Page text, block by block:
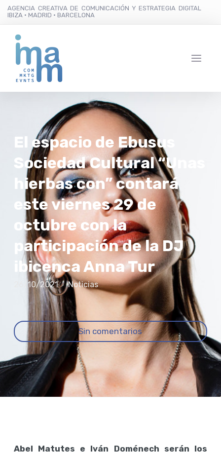
AGENCIA CREATIVA DE COMUNICACIÓN Y ESTRATEGIA DIGITAL
IBIZA · MADRID · BARCELONA
El espacio de Ebusus
Sociedad Cultural “Unas
hierbas con” contará
este viernes 29 de
octubre con la
participación de la DJ
ibicenca Anna Tur
26/10/2021 Noticias
Sin comentarios
Abel Matutes e Iván Doménech serán los